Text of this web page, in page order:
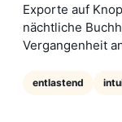
Exporte auf
nächtliche
Vergangenheit
entlastend